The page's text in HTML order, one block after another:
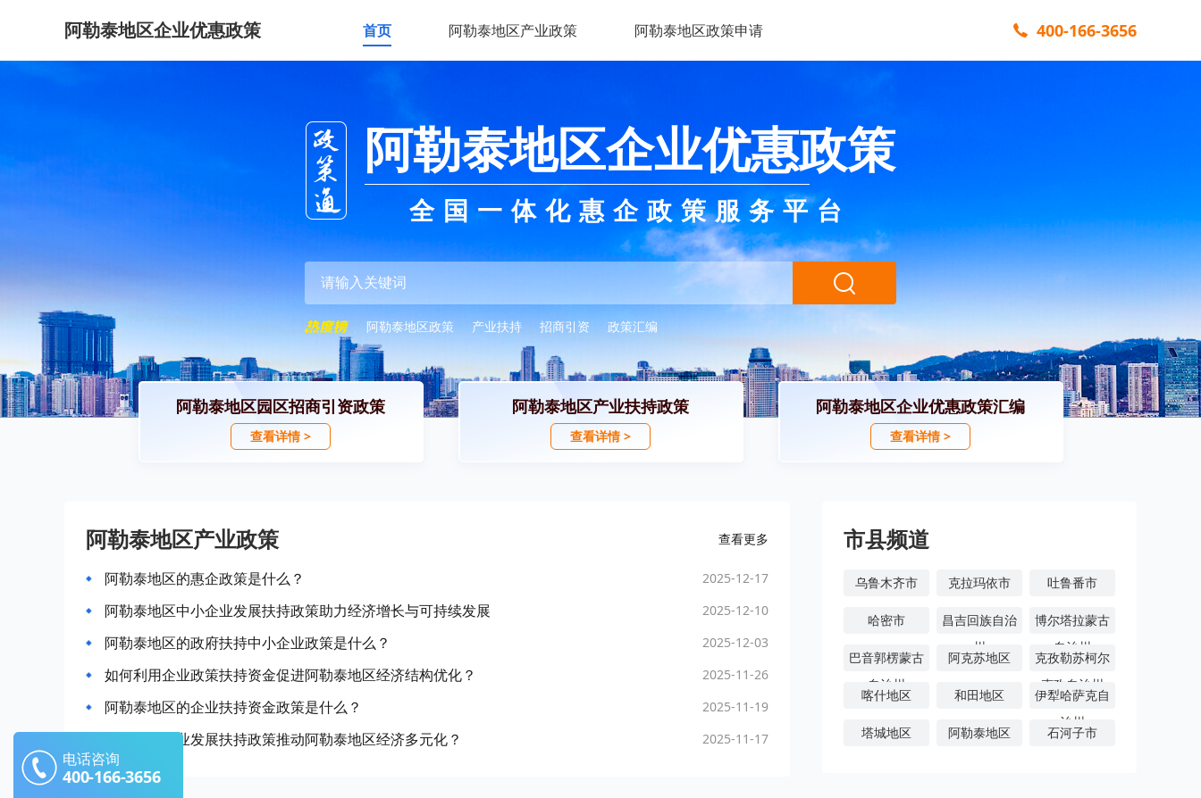
阿勒泰地区企业优惠政策 首页 阿勒泰地区产业政策 阿勒泰地区政策申请 400-166-3656
阿勒泰地区企业优惠政策
全国一体化惠企政策服务平台
阿勒泰地区政策 产业扶持 招商引资 政策汇编
阿勒泰地区园区招商引资政策
查看详情 >
阿勒泰地区产业扶持政策
查看详情 >
阿勒泰地区企业优惠政策汇编
查看详情 >
阿勒泰地区产业政策 查看更多
阿勒泰地区的惠企政策是什么？ 2025-12-17
阿勒泰地区中小企业发展扶持政策助力经济增长与可持续发展 2025-12-10
阿勒泰地区的政府扶持中小企业政策是什么？ 2025-12-03
如何利用企业政策扶持资金促进阿勒泰地区经济结构优化？ 2025-11-26
阿勒泰地区的企业扶持资金政策是什么？ 2025-11-19
如何通过产业发展扶持政策推动阿勒泰地区经济多元化？ 2025-11-17
市县频道
乌鲁木齐市 克拉玛依市 吐鲁番市
哈密市
昌吉回族自治
州
博尔塔拉蒙古
自治州
巴音郭楞蒙古
自治州
阿克苏地区
克孜勒苏柯尔
克孜自治州
喀什地区 和田地区
伊犁哈萨克自
治州
塔城地区 阿勒泰地区 石河子市
电话咨询
400-166-3656